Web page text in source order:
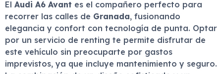
El Audi A6 Avant es el compañero perfecto para
recorrer las calles de Granada, fusionando
elegancia y confort con tecnología de punta. Optar
por un servicio de renting te permite disfrutar de
este vehículo sin preocuparte por gastos
imprevistos, ya que incluye mantenimiento y seguro.